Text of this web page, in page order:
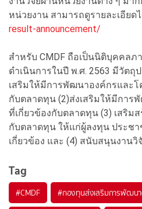
หน่วยงาน สามารถดูรายละเอียด
result-announcement/
สำหรับ CMDF ถือเป็นนิติบุคคลภ
ดำเนินการในปี พ.ศ. 2563 มีวัตถุ
เสริมให้มีการพัฒนาองค์กรและโ
กับตลาดทุน (2)ส่งเสริมให้มีกา
ที่เกี่ยวข้องกับตลาดทุน (3) เสริม
กับตลาดทุน ให้แก่ผู้ลงทุน ประช
เกี่ยวข้อง และ (4) สนับสนุนงานวิ
Tag
#CMDF #กองทุนส่งเสริมการพัฒน